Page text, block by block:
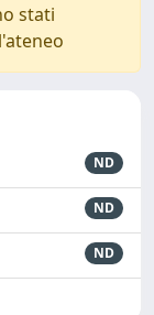
stati
ND
ND
ND